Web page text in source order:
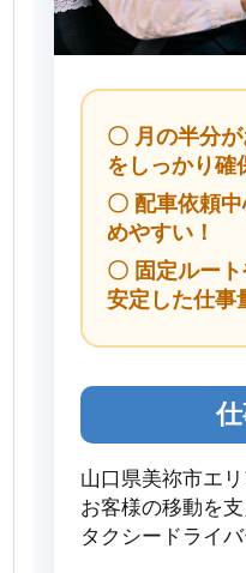
〇 月の半分
をしっかり確
〇 配車依頼
めやすい！
〇 固定ルー
安定した仕事
山口県美祢市エリ
お客様の移動を
タクシードライ